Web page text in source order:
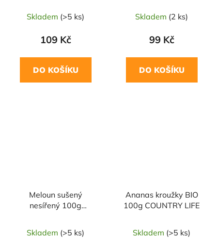
Skladem (>5 ks)
109 Kč
DO KOŠÍKU
Skladem (2 ks)
99 Kč
DO KOŠÍKU
Meloun sušený
nesířený 100g
Skladem (>5 ks)
Ananas kroužky BIO
100g COUNTRY LIFE
Skladem (>5 ks)